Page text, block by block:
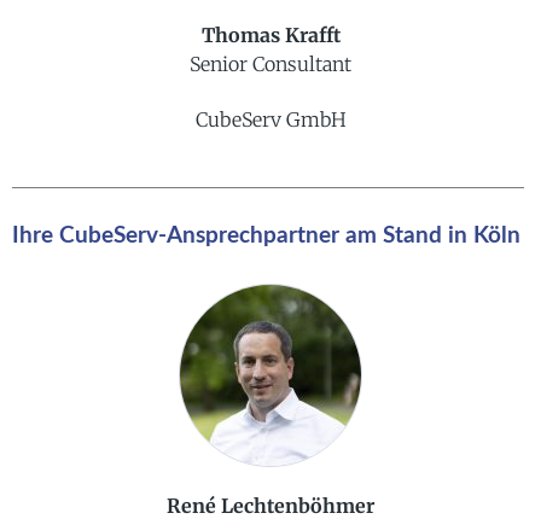
Thomas Krafft
Senior Consultant
CubeServ GmbH
Ihre CubeServ-Ansprechpartner am Stand in Köln
René Lechtenböhmer